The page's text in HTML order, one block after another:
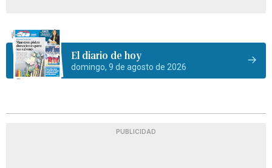
El diario de hoy
domingo, 9 de agosto de 2026
PUBLICIDAD